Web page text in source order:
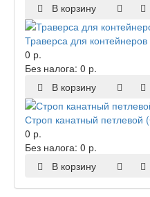
В корзину
Траверса для контейнеров
0 р.
Без налога: 0 р.
В корзину
Строп канатный
0 р.
Без налога: 0 р.
В корзину